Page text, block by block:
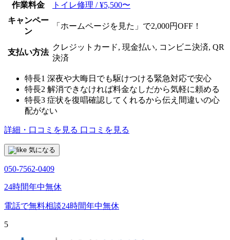
作業料金
トイレ修理 / ¥5,500〜
キャンペー
ン
「ホームページを見た」で2,000円OFF！
支払い方法
クレジットカード, 現金払い, コンビニ決済, QR
決済
特長1 深夜や大晦日でも駆けつける緊急対応で安心
特長2 解消できなければ料金なしだから気軽に頼める
特長3 症状を復唱確認してくれるから伝え間違いの心
配がない
詳細・口コミを見る 口コミを見る
気になる
050-7562-0409
24時間年中無休
電話で無料相談24時間年中無休
5